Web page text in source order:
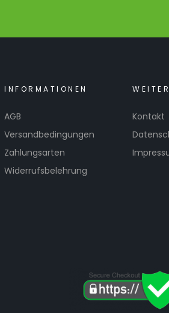
INFORMATIONEN
AGB
Versandbedingungen
Zahlungsarten
Widerrufsbelehrung
Kontakt